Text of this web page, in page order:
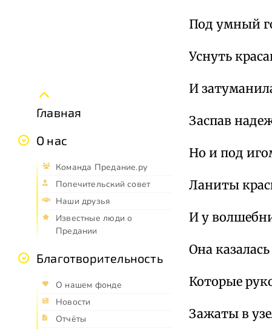
Главная
О нас
Команда Предание.ру
Попечительский совет
Наши друзья
Известные люди о
Предании
Благотворительность
О нашем фонде
Новости
Отчёты
Под умный
Уснуть
И
Заспав
Но и под
Ланиты
И у
Она
Которые
Зажаты в